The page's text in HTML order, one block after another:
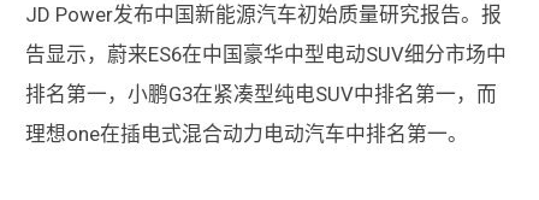
JD Power发布中国新能源汽车初始质量研究报告。报
告显示，蔚来ES6在中国豪华中型电动SUV细分市场中
排名第一，小鹏G3在紧凑型纯电SUV中排名第一，而
理想one在插电式混合动力电动汽车中排名第一。